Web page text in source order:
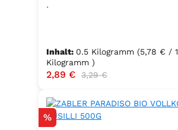
.
Inhalt: 0.5 Kilogramm (5,78 € / 1
Kilogramm )
Verkaufspreis:
2,89 € Regulärer Preis:
3,29 €
Rabatt
%